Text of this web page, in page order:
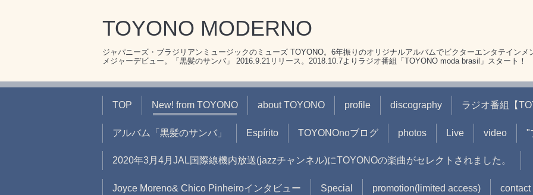
TOYONO MODERNO
ジャパニーズ・ブラジリアンミュージックのミューズ TOYONO。6年振りのオリジナルアルバムでビクターエンタテインメ
メジャーデビュー。「黒髪のサンバ」 2016.9.21リリース。2018.10.7よりラジオ番組「TOYONO moda brasil」スタート！
TOP New! from TOYONO about TOYONO profile discography ラジオ番組【
アルバム「黒髪のサンバ」 Espírito TOYONOnoブログ photos Live video "
2020年3月4月JAL国際線機内放送(jazzチャンネル)にTOYONOの楽曲がセレクトされました。
Joyce Moreno& Chico Pinheiroインタビュー Special promotion(limited access) contact